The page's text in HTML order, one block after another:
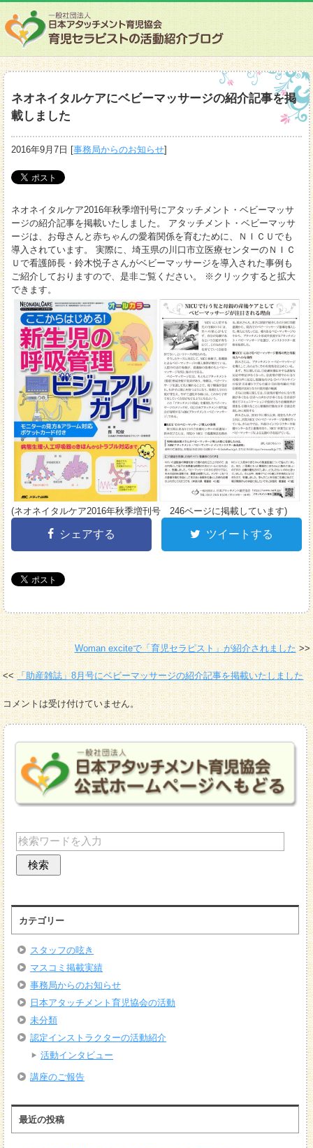
ネオネイタルケアにベビーマッサージの紹介記事を掲
載しました
2016年9月7日 [事務局からのお知らせ]
ネオネイタルケア2016年秋季増刊号にアタッチメント・ベビーマッサ
ージの紹介記事を掲載いたしました。 アタッチメント・ベビーマッサ
ージは、お母さんと赤ちゃんの愛着関係を育むために、ＮＩＣＵでも
導入されています。 実際に、埼玉県の川口市立医療センターのＮＩＣ
Ｕで看護師長・鈴木悦子さんがベビーマッサージを導入された事例も
ご紹介しておりますので、是非ご覧ください。 ※クリックすると拡大
できます。
(ネオネイタルケア2016年秋季増刊号 246ページに掲載しています)
シェアする ツイートする
Woman exciteで「育児セラピスト」が紹介されました
「助産雑誌」8月号にベビーマッサージの紹介記事を掲載いたしました
コメントは受け付けていません。
カテゴリー
スタッフの呟き
マスコミ掲載実績
事務局からのお知らせ
日本アタッチメント育児協会の活動
未分類
認定インストラクターの活動紹介
活動インタビュー
講座のご報告
最近の投稿